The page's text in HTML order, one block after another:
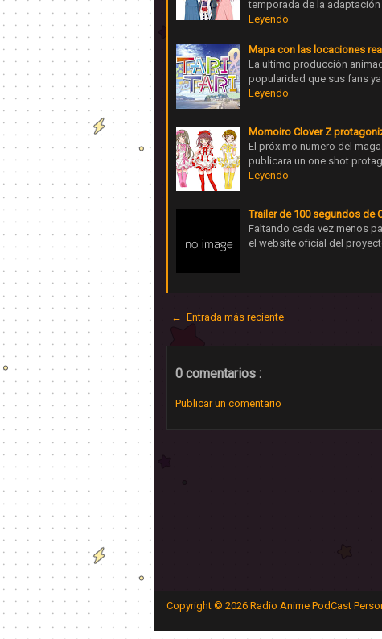
temporada de la
Leyendo
Mapa con las locaciones
La ultimo producción
popularidad que sus fans
Leyendo
Momoiro Clover Z
El próximo numero del
publicara un one shot
Leyendo
Trailer de 100 segundos de
Faltando cada vez menos
el website oficial del
← Entrada más reciente
0 comentarios :
Publicar un comentario
Copyright © 2026 Radio Anime PodCast